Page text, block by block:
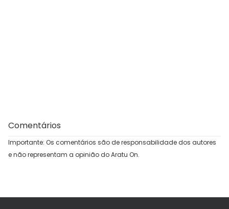
Comentários
Importante: Os comentários são de responsabilidade dos autores
e não representam a opinião do Aratu On.